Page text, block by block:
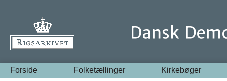
Forside Folketællinger Kirkebøger